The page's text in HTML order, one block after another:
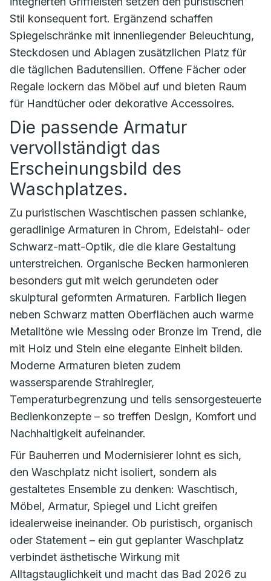
Stil konsequent fort. Ergänzend schaffen
Spiegelschränke mit innenliegender Beleuchtung,
Steckdosen und Ablagen zusätzlichen Platz für
die täglichen Badutensilien. Offene Fächer oder
Regale lockern das Möbel auf und bieten Raum
für Handtücher oder dekorative Accessoires.
Die passende Armatur
vervollständigt das
Erscheinungsbild des
Waschplatzes.
Zu puristischen Waschtischen passen schlanke,
geradlinige Armaturen in Chrom, Edelstahl- oder
Schwarz-matt-Optik, die die klare Gestaltung
unterstreichen. Organische Becken harmonieren
besonders gut mit weich gerundeten oder
skulptural geformten Armaturen. Farblich liegen
neben Schwarz matten Oberflächen auch warme
Metalltöne wie Messing oder Bronze im Trend, die
mit Holz und Stein eine elegante Einheit bilden.
Moderne Armaturen bieten zudem
wassersparende Strahlregler,
Temperaturbegrenzung und teils sensorgesteuerte
Bedienkonzepte – so treffen Design, Komfort und
Nachhaltigkeit aufeinander.
Für Bauherren und Modernisierer lohnt es sich,
den Waschplatz nicht isoliert, sondern als
gestaltetes Ensemble zu denken: Waschtisch,
Möbel, Armatur, Spiegel und Licht greifen
idealerweise ineinander. Ob puristisch, organisch
oder Statement – ein gut geplanter Waschplatz
verbindet ästhetische Wirkung mit
Alltagstauglichkeit und macht das Bad 2026 zu